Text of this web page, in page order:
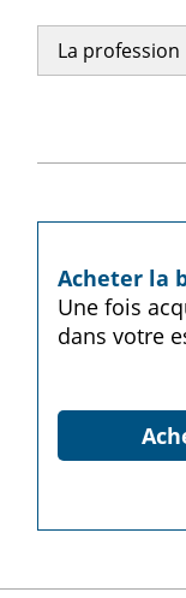
La profession
Acheter la
Une fois
dans votre